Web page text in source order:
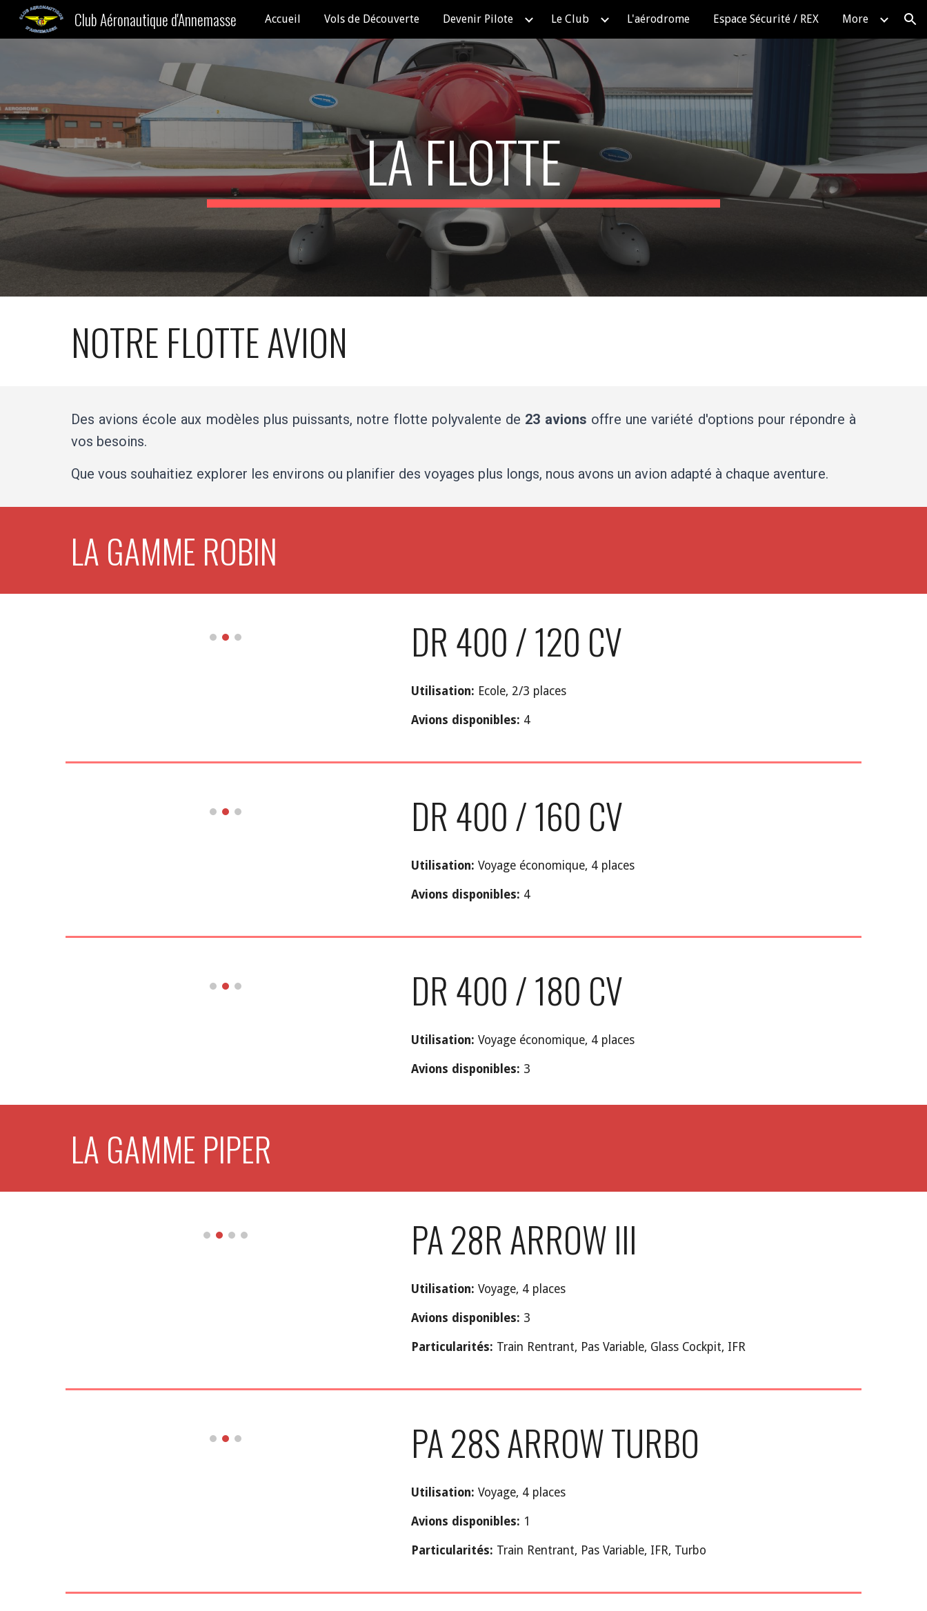
Skip to main content Skip to navigation
Club Aéronautique d'Annemasse Accueil Vols de Découverte Devenir Pilote Le Club L'aérodrome Espace Sécurité / REX More
LA FLOTTE
NOTRE FLOTTE AVION
Des avions école aux modèles plus puissants, notre flotte polyvalente de 23 avions offre une variété d'options pour répondre à
vos besoins.
Que vous souhaitiez explorer les environs ou planifier des voyages plus longs, nous avons un avion adapté à chaque aventure.
LA GAMME ROBIN
DR 400 / 120 CV
Utilisation: Ecole, 2/3 places
Avions disponibles: 4
DR 400 / 160 CV
Utilisation:Voyage économique, 4 places
Avions disponibles: 4
DR 400 / 180 CV
Utilisation:Voyage économique, 4 places
Avions disponibles: 3
LA GAMME PIPER
PA 28R ARROW III
Utilisation:Voyage, 4 places
Avions disponibles: 3
Particularités: Train Rentrant, Pas Variable, Glass Cockpit, IFR
PA 28S ARROW TURBO
Utilisation:Voyage, 4 places
Avions disponibles: 1
Particularités: Train Rentrant, Pas Variable, IFR, Turbo